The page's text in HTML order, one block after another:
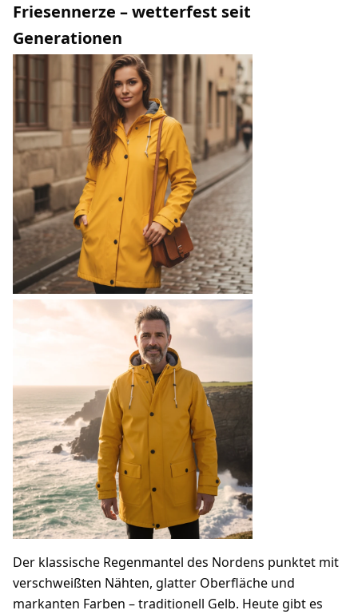
Friesennerze – wetterfest seit
Generationen
Der klassische Regenmantel des Nordens punktet mit
verschweißten Nähten, glatter Oberfläche und
markanten Farben – traditionell Gelb. Heute gibt es